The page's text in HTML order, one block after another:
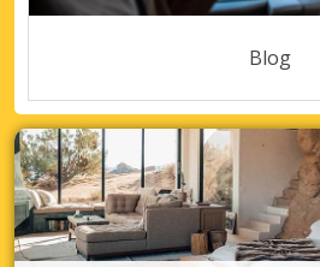
Blog